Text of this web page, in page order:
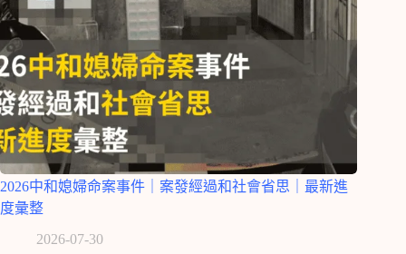
2026中和媳婦命案事件｜案發經過和社會省思｜最新進
度彙整
2026-07-30